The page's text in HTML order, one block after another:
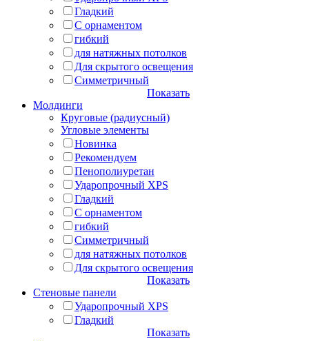
Гладкий
С орнаментом
гибкий
для натяжных потолков
Для скрытого освещения
Симметричный
Показать
Молдинги
Круговые (радиусный)
Угловые элементы
Новинка
Рекомендуем
Пенополиуретан
Ударопрочный XPS
Гладкий
С орнаментом
гибкий
Симметричный
для натяжных потолков
Для скрытого освещения
Показать
Стеновые панели
Ударопрочный XPS
Гладкий
Показать